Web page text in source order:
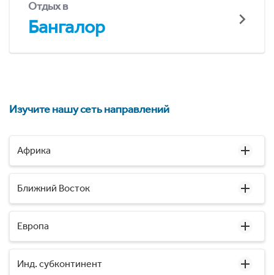
Отдых в
Бангалор
Изучите нашу сеть направлений
Африка
Ближний Восток
Европа
Инд. субконтинент